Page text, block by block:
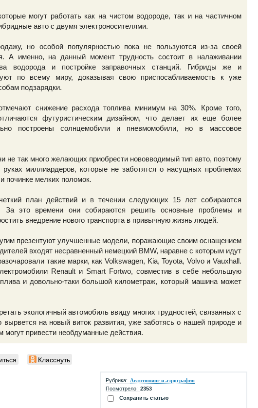
могут работать как на чистом водороде, так и на частичном
авто с двумя электроносителями.
но особой популярностью пока не пользуются из-за своей
А именно, на данный момент трудность состоит в налаживании
водорода и постройке заправочных станций. Гибриды же и
по всему миру, доказывая свою приспосабливаемость к уже
подзарядки.
снижение расхода топлива минимум на 30%. Кроме того,
футуристическим дизайном, что делает их еще более
построены солнцемобили и пневмомобили, но в массовое
не так много желающих приобрести нововводимый тип авто, поэтому
миллиардеров, которые не заботятся о насущных проблемах
починке мелких поломок.
план действий и в течении следующих 15 лет собираются
За это времени они собираются решить основные проблемы и
внедрение нового транспорта в привычную жизнь людей.
презентуют улучшенные модели, поражающие своим оснащением
входят несравненный немецкий BMW, наравне с которым идут
такие марки, как Volkswagen, Kia, Toyota, Volvo и Vauxhall.
Renault и Smart Fortwo, совместив в себе небольшую
и довольно-таки большой километраж, который машина может
экологичный автомобиль ввиду многих трудностей, связанных с
вырвется на новый виток развития, уже заботясь о нашей природе и
привести необдуманные действия.
Класснуть
Рубрика: Автотюнинг и аэрография
Посмотрело: 2353
Сохранить статью